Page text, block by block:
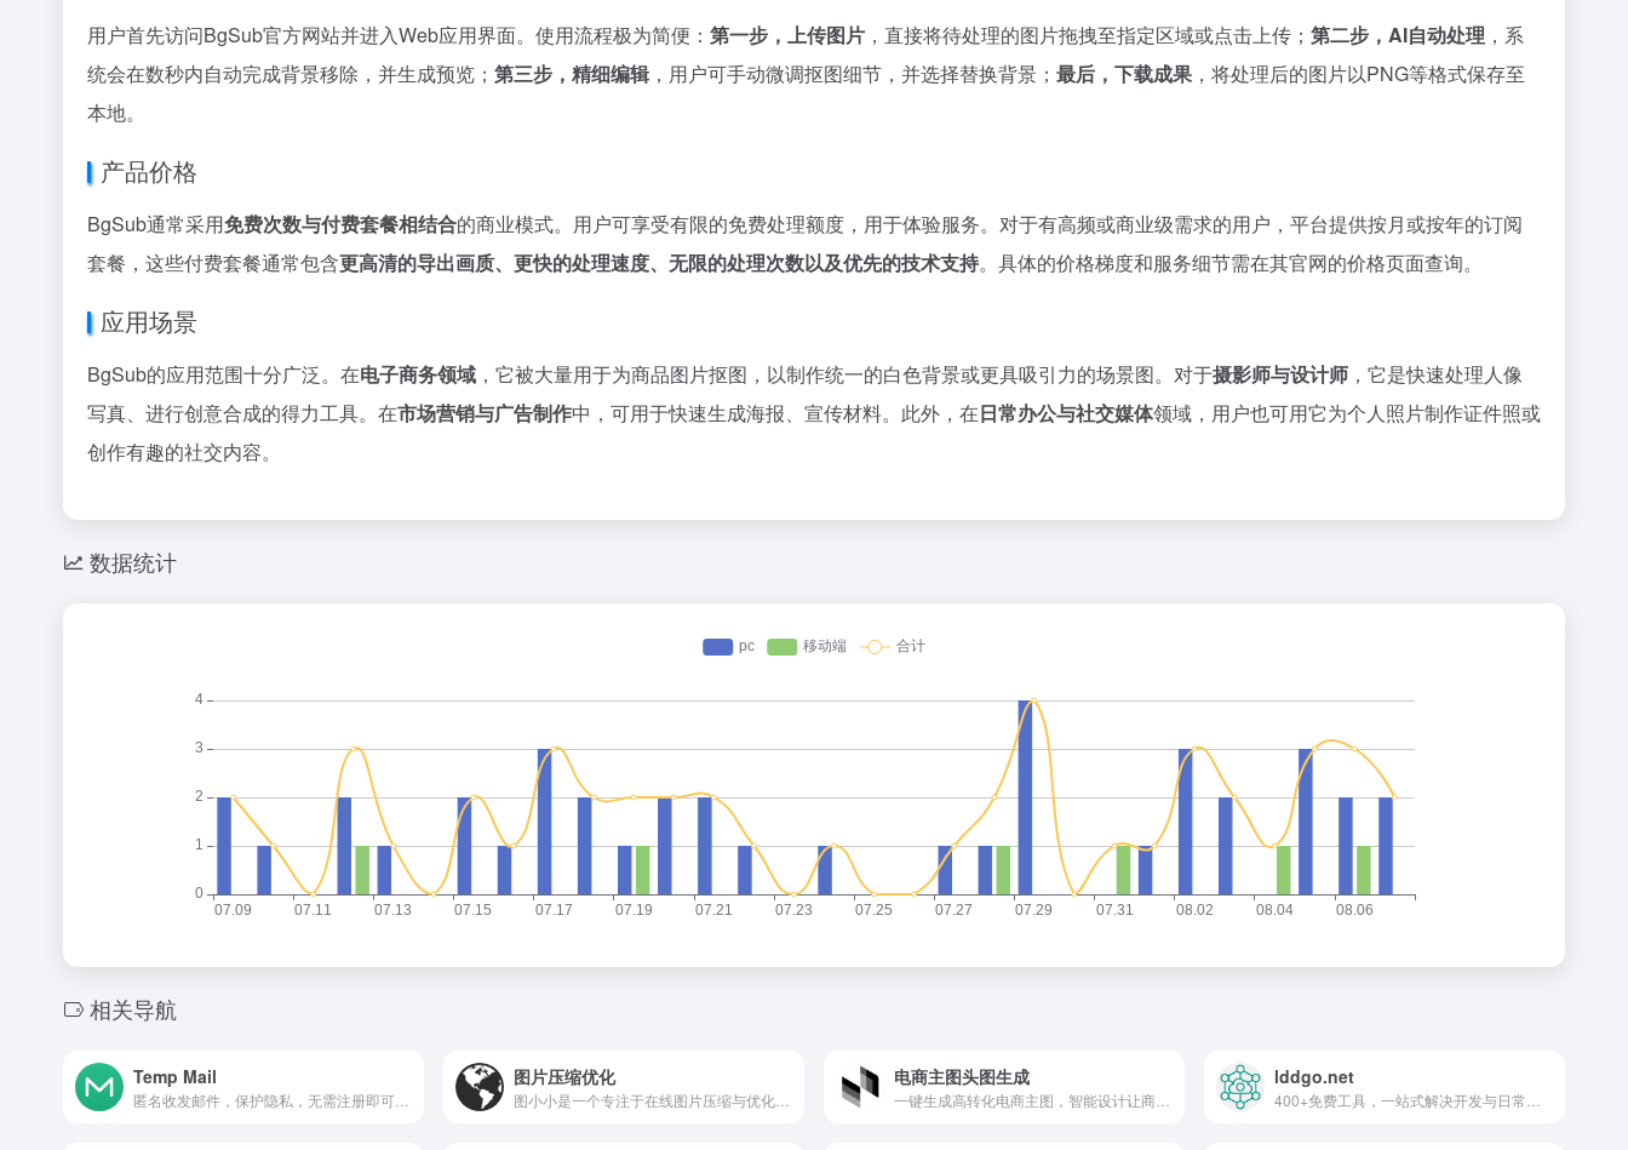
用户首先访问BgSub官方网站并进入Web应用界面。使用流程极为简便： 第一步，上传图片 ，直接将待处理的图片拖拽至指定区域或点击上传； 第二步，AI自动处理 ，系
统会在数秒内自动完成背景移除，并生成预览； 第三步，精细编辑，用户可手动微调抠图细节，并选择替换背景； 最后，下载成果 ，将处理后的图片以PNG等格式保存至
本地。
产品价格
BgSub通常采用免费次数与付费套餐相结合的商业模式。用户可享受有限的免费处理额度，用于体验服务。对于有高频或商业级需求的用户，平台提供按月或按年的订阅
套餐，这些付费套餐通常包含更高清的导出画质、更快的处理速度、无限的处理次数以及优先的技术支持。具体的价格梯度和服务细节需在其官网的价格页面查询。
应用场景
BgSub的应用范围十分广泛。在电子商务领域 ，它被大量用于为商品图片抠图，以制作统一的白色背景或更具吸引力的场景图。对于摄影师与设计师 ，它是快速处理人像
写真、进行创意合成的得力工具。在市场营销与广告制作中，可用于快速生成海报、宣传材料。此外，在日常办公与社交媒体领域，用户也可用它为个人照片制作证件照或
创作有趣的社交内容。
数据统计
相关导航
Temp Mail 图片压缩优化 电商主图头图生成 lddgo.net